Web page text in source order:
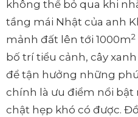
không thể bỏ qua khi
tầng mái Nhật của anh
mảnh đất lên tới 1000m2
bố trí tiểu cảnh, cây
để tận hưởng những
chính là ưu điểm nổi
chật hẹp khó có được.